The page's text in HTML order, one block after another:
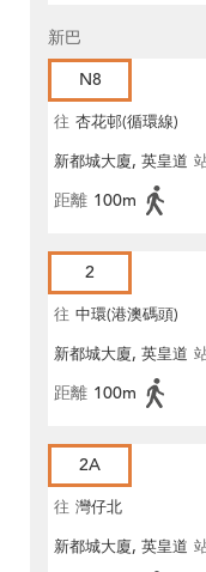
新巴
N8
往 杏花邨(循環線)
新都城大廈, 英皇道
距離 100m
2
往 中環(港澳碼頭)
新都城大廈, 英皇道
距離 100m
2A
往 灣仔北
新都城大廈, 英皇道